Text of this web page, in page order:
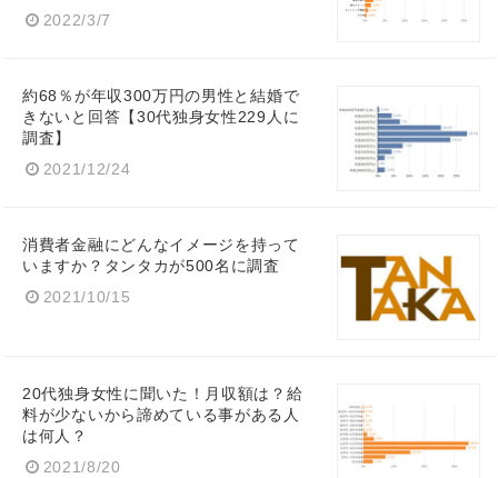
2022/3/7
約68％が年収300万円の男性と結婚で
きないと回答【30代独身女性229人に
調査】
2021/12/24
消費者金融にどんなイメージを持って
いますか？タンタカが500名に調査
2021/10/15
20代独身女性に聞いた！月収額は？給
料が少ないから諦めている事がある人
は何人？
2021/8/20